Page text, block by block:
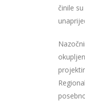
činile